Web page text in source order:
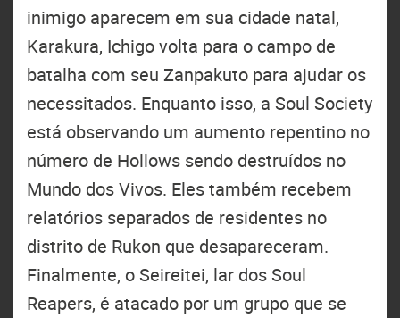
inimigo aparecem em sua cidade natal,
Karakura, Ichigo volta para o campo de
batalha com seu Zanpakuto para ajudar os
necessitados. Enquanto isso, a Soul Society
está observando um aumento repentino no
número de Hollows sendo destruídos no
Mundo dos Vivos. Eles também recebem
relatórios separados de residentes no
distrito de Rukon que desapareceram.
Finalmente, o Seireitei, lar dos Soul
Reapers, é atacado por um grupo que se